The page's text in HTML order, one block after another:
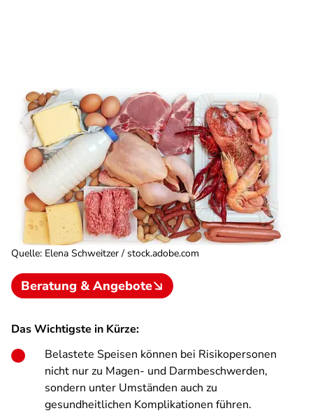
Quelle: Elena Schweitzer / stock.adobe.com
Beratung & Angebote
Das Wichtigste in Kürze:
Belastete Speisen können bei Risikopersonen
nicht nur zu Magen- und Darmbeschwerden,
sondern unter Umständen auch zu
gesundheitlichen Komplikationen führen.